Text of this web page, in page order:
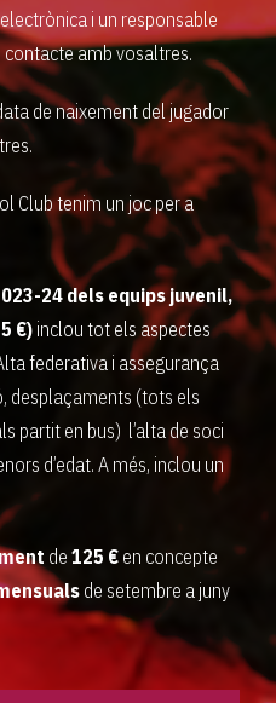
i un responsable
amb vosaltres.
de naixement del jugador
Club tenim un joc per a
24 dels equips juvenil,
€)inclou tot els aspectes
federativa i assegurança
desplaçaments (tots els
partit en bus) l’alta de soci
d’edat. A més, inclou un
de 125 € en concepte
de setembre a juny